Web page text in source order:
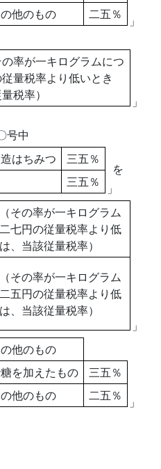
のもの
二五％
」
率が一キログラムにつ
量税率より低いとき
税率）
」
号中
はちみつ
三五％
三五％ 」
を
その率が一キログラム
七円の従量税率より低
、当該従量税率）
その率が一キログラム
五円の従量税率より低
、当該従量税率）
」
のもの
えたもの
三五％
のもの
二五％
」